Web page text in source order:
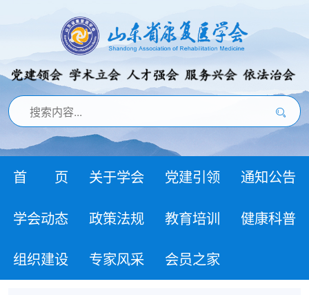
首 页 关于学会 党建引领 通知公告
学会动态 政策法规 教育培训 健康科普
组织建设 专家风采 会员之家